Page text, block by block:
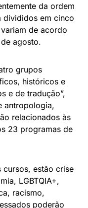
da ordem
divididos em cinco
de acordo
agosto.
grupos
históricos e
e de tradução”,
antropologia,
relacionados às
23 programas de
cursos, estão crise
LGBTQIA+,
racismo,
poderão